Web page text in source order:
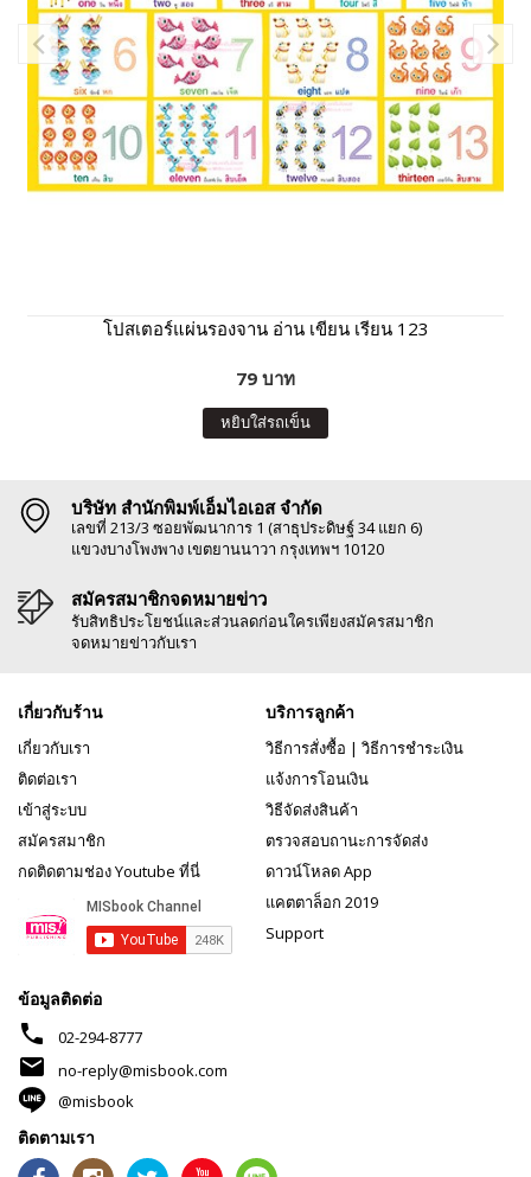
โปสเตอร์แผ่นรองจาน อ่าน เขียน เรียน 123
79 บาท
หยิบใส่รถเข็น
บริษัท สำนักพิมพ์เอ็มไอเอส จำกัด
เลขที่ 213/3 ซอยพัฒนาการ 1 (สาธุประดิษฐ์ 34 แยก 6)
แขวงบางโพงพาง เขตยานนาวา กรุงเทพฯ 10120
สมัครสมาชิกจดหมายข่าว
รับสิทธิประโยชน์และส่วนลดก่อนใครเพียงสมัครสมาชิก
จดหมายข่าวกับเรา
เกี่ยวกับร้าน
เกี่ยวกับเรา
ติดต่อเรา
เข้าสู่ระบบ
สมัครสมาชิก
กดติดตามช่อง Youtube ที่นี่
บริการลูกค้า
วิธีการสั่งซื้อ | วิธีการชำระเงิน
แจ้งการโอนเงิน
วิธีจัดส่งสินค้า
ตรวจสอบถานะการจัดส่ง
ดาวน์โหลด App
แคตตาล็อก 2019
Support
ข้อมูลติดต่อ
phone 02-294-8777
mail
no-reply@misbook.com
@misbook
ติดตามเรา